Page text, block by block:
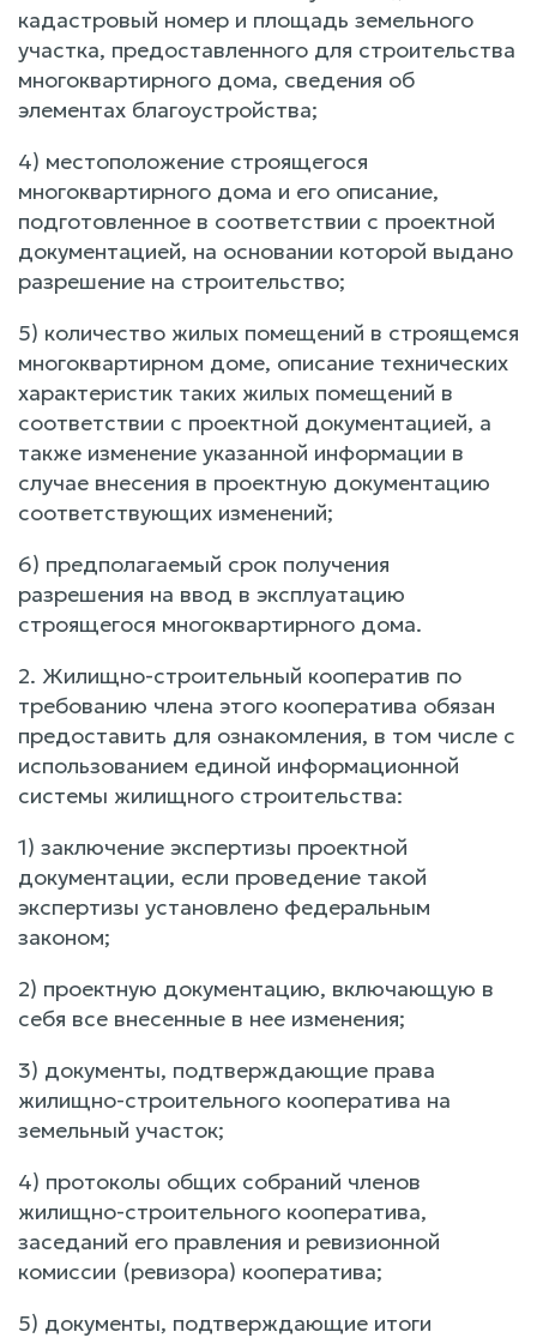
кадастровый номер и площадь земельного
участка, предоставленного для строительства
многоквартирного дома, сведения об
элементах благоустройства;
4) местоположение строящегося
многоквартирного дома и его описание,
подготовленное в соответствии с проектной
документацией, на основании которой выдано
разрешение на строительство;
5) количество жилых помещений в строящемся
многоквартирном доме, описание технических
характеристик таких жилых помещений в
соответствии с проектной документацией, а
также изменение указанной информации в
случае внесения в проектную документацию
соответствующих изменений;
6) предполагаемый срок получения
разрешения на ввод в эксплуатацию
строящегося многоквартирного дома.
2. Жилищно-строительный кооператив по
требованию члена этого кооператива обязан
предоставить для ознакомления, в том числе с
использованием единой информационной
системы жилищного строительства:
1) заключение экспертизы проектной
документации, если проведение такой
экспертизы установлено федеральным
законом;
2) проектную документацию, включающую в
себя все внесенные в нее изменения;
3) документы, подтверждающие права
жилищно-строительного кооператива на
земельный участок;
4) протоколы общих собраний членов
жилищно-строительного кооператива,
заседаний его правления и ревизионной
комиссии (ревизора) кооператива;
5) документы, подтверждающие итоги